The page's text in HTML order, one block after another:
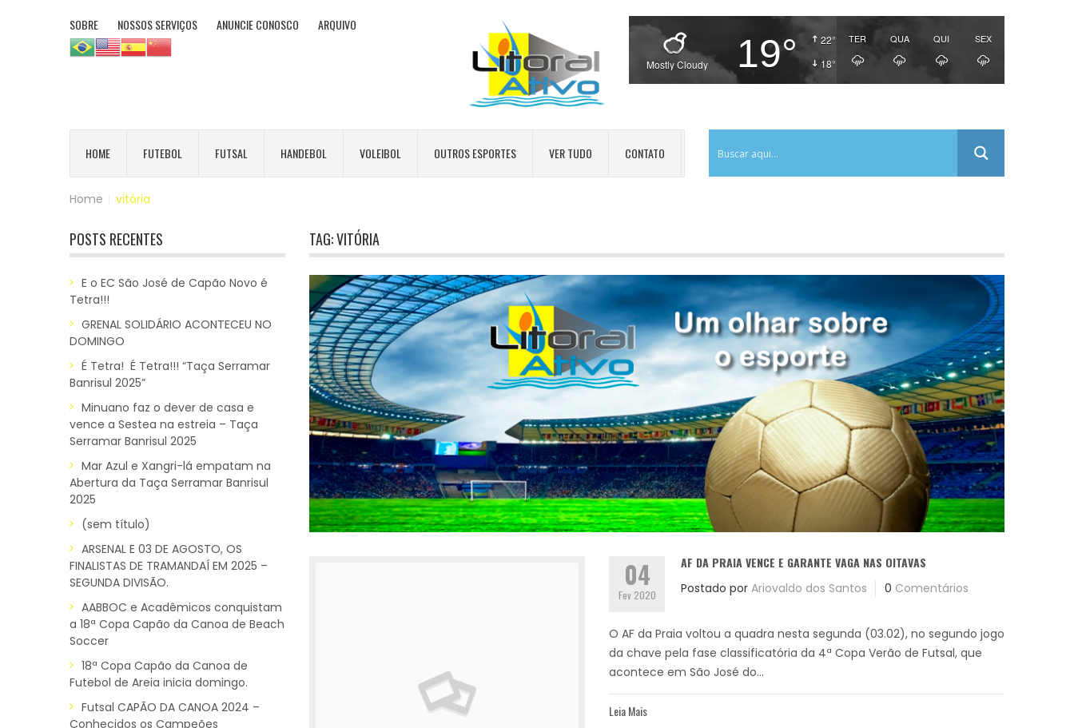
SOBRE NOSSOS SERVIÇOS ANUNCIE CONOSCO ARQUIVO
22°
18°
Mostly Cloudy 19° TER QUA QUI SEX
HOME FUTEBOL FUTSAL HANDEBOL VOLEIBOL OUTROS ESPORTES VER TUDO CONTATO
Home vitória
POSTS RECENTES
E o EC São José de Capão Novo é
Tetra!!!
GRENAL SOLIDÁRIO ACONTECEU NO
DOMINGO
É Tetra! É Tetra!!! “Taça Serramar
Banrisul 2025”
Minuano faz o dever de casa e
vence a Sestea na estreia – Taça
Serramar Banrisul 2025
Mar Azul e Xangri-lá empatam na
Abertura da Taça Serramar Banrisul
2025
(sem título)
ARSENAL E 03 DE AGOSTO, OS
FINALISTAS DE TRAMANDAÍ EM 2025 –
SEGUNDA DIVISÃO.
AABBOC e Acadêmicos conquistam
a 18ª Copa Capão da Canoa de Beach
Soccer
18ª Copa Capão da Canoa de
Futebol de Areia inicia domingo.
Futsal CAPÃO DA CANOA 2024 –
Conhecidos os Campeões
TAG:VITÓRIA
04
Fev 2020
AF DA PRAIA VENCE E GARANTE VAGA NAS OITAVAS
Postado por Ariovaldo dos Santos 0 Comentários
O AF da Praia voltou a quadra nesta segunda (03.02), no segundo jogo
da chave pela fase classificatória da 4ª Copa Verão de Futsal, que
acontece em São José do...
Leia Mais